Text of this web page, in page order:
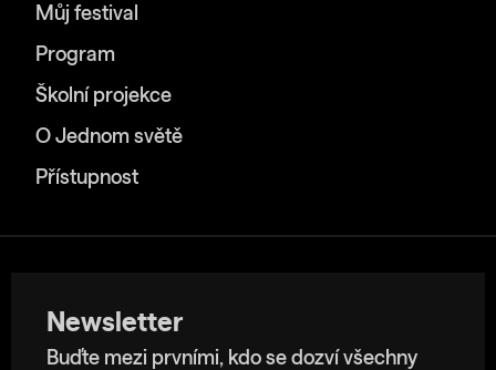
Můj festival
Program
Školní projekce
O Jednom světě
Přístupnost
Newsletter
Buďte mezi prvními, kdo se dozví všechny